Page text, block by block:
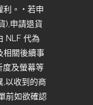
利。 • 若申
),申請退貨
NLF 代為
相關後續事
度及螢幕等
,以收到的商
前如欲確認